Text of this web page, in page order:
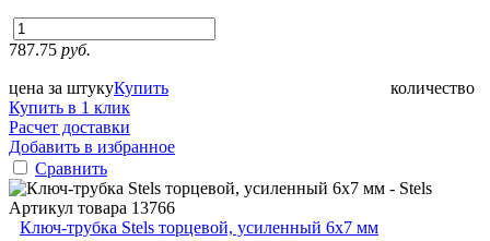
787.75 руб.
цена за штуку количество
Купить
Купить в 1 клик
Расчет доставки
Добавить в избранное
Сравнить
Артикул товара 13766
Ключ-трубка Stels торцевой, усиленный 6х7 мм